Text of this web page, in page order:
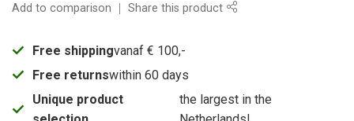
Add to comparison Share this product
Free shippingvanaf € 100,-
Free returnswithin 60 days
Unique product
the largest in the